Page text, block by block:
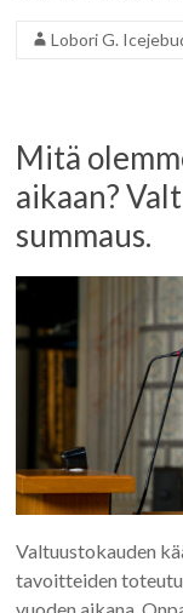
Lobori G.
Mitä
aikaan?
summaus.
Valtuustokauden
tavoitteiden
vuoden aikana.